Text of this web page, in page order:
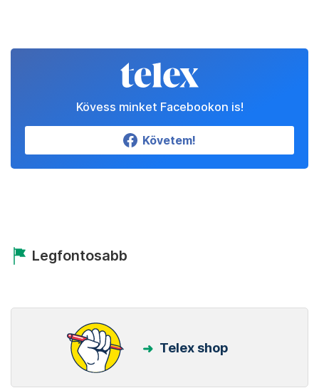
Kövess minket Facebookon is!
Követem!
Legfontosabb
Telex shop